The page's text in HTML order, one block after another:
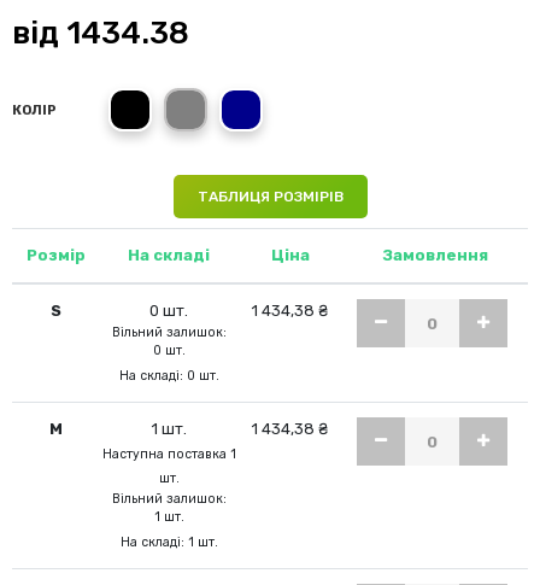
від 1434.38
КОЛІР
Black OpalGrey SteelBlue Midnight
ТАБЛИЦЯ РОЗМІРІВ
Розмір На складі Ціна Замовлення
S 0 шт.
Вільний залишок:
0 шт.
На складі: 0 шт.
1 434,38 ₴
M 1 шт.
Наступна поставка 1
шт.
Вільний залишок:
1 шт.
На складі: 1 шт.
1 434,38 ₴